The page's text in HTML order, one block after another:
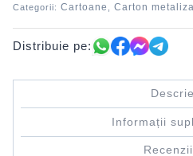
Categorii: Cartoane Carton
Distribuie pe:
Informații